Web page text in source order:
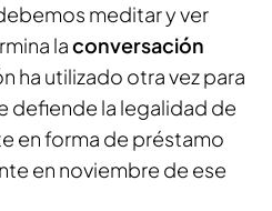
meditar y ver
laconversación
ha utilizado otra vez para
defiende la legalidad de
en forma de préstamo
en noviembre de ese